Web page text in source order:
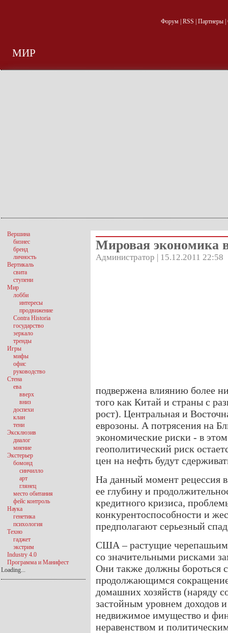
Форум| RSS Партнеры|
МИР
Мировая экономика в
Администратор | 15.12.2011 22:58
подвержена влиянию более
того как Китай и страны с
рост). Центральная и
еврозоны. А потрясения на
экономические риски ‑ в
геополитический риск
цен на нефть будут
На данный момент рецессия
ее глубину и
кредитного кризиса,
конкурентоспособности и
предполагают серьезный
США – растущие
со значительными рисками
Они также должны бороться
продолжающимся
домашних хозяйств (наряду
застойным уровнем
недвижимое имущество и
неравенством и
Вершина
бизнес
бренд
личность
Вертикаль
свита
ступени
Мир
лобби
интересы
продвижение
Contra Historia
государство
зеркало
тренды
Игры
мифы
офис
руководство
Стена
ева
вверх
вниз
доспехи
клан
тени
Эксклюзив
диалог
мнение
Экстерьер
бомонд
синчилло
арт
глянец
место обитания
фейс контроль
Наука
генетика
психология
Техно
гаджет
экстрим
Industry 4.0
Программа и Манифест
Loading...